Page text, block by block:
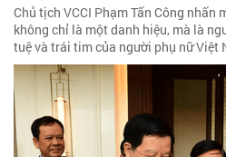
Chủ tịch VCCI Phạm Tấn Công nhấn
không chỉ là một danh hiệu, mà là
tuệ và trái tim của người phụ nữ Việt